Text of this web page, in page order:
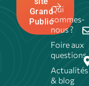
Grand
Public
Qui
sommes-
nous ?
Foire aux
questions
Actualités
& blog